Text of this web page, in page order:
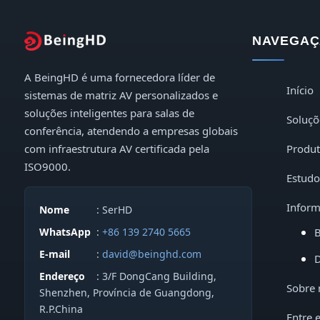
A BeingHD é uma fornecedora líder de
sistemas de matriz AV personalizados e
soluções inteligentes para salas de
conferência, atendendo a empresas globais
com infraestrutura AV certificada pela
ISO9000.
Nome
: SerHD
WhatsApp : +86 139 2740 5665
E-mail
: david@beinghd.com
Endereço
: 3/F DongCang Building,
Shenzhen, Província de Guangdong,
R.P.China
Início
Sobre
Entre